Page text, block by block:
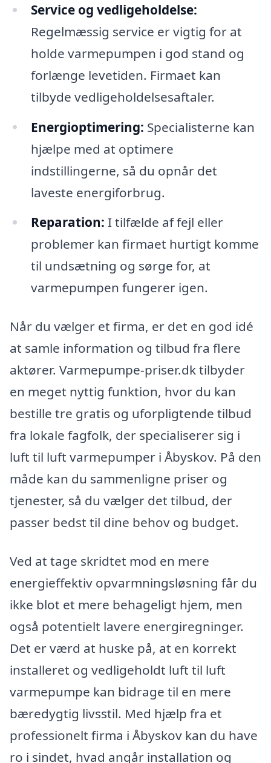
Service og vedligeholdelse:
Regelmæssig service er vigtig for at
holde varmepumpen i god stand og
forlænge levetiden. Firmaet kan
tilbyde vedligeholdelsesaftaler.
Energioptimering: Specialisterne kan
hjælpe med at optimere
indstillingerne, så du opnår det
laveste energiforbrug.
Reparation: I tilfælde af fejl eller
problemer kan firmaet hurtigt komme
til undsætning og sørge for, at
varmepumpen fungerer igen.
Når du vælger et firma, er det en god idé
at samle information og tilbud fra flere
aktører. Varmepumpe-priser.dk tilbyder
en meget nyttig funktion, hvor du kan
bestille tre gratis og uforpligtende tilbud
fra lokale fagfolk, der specialiserer sig i
luft til luft varmepumper i Åbyskov. På den
måde kan du sammenligne priser og
tjenester, så du vælger det tilbud, der
passer bedst til dine behov og budget.
Ved at tage skridtet mod en mere
energieffektiv opvarmningsløsning får du
ikke blot et mere behageligt hjem, men
også potentielt lavere energiregninger.
Det er værd at huske på, at en korrekt
installeret og vedligeholdt luft til luft
varmepumpe kan bidrage til en mere
bæredygtig livsstil. Med hjælp fra et
professionelt firma i Åbyskov kan du have
ro i sindet, hvad angår installation og